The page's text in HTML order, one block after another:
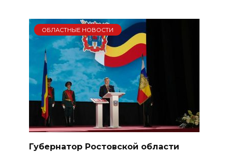
ОБЛАСТНЫЕ НОВОСТИ
Губернатор Ростовской области